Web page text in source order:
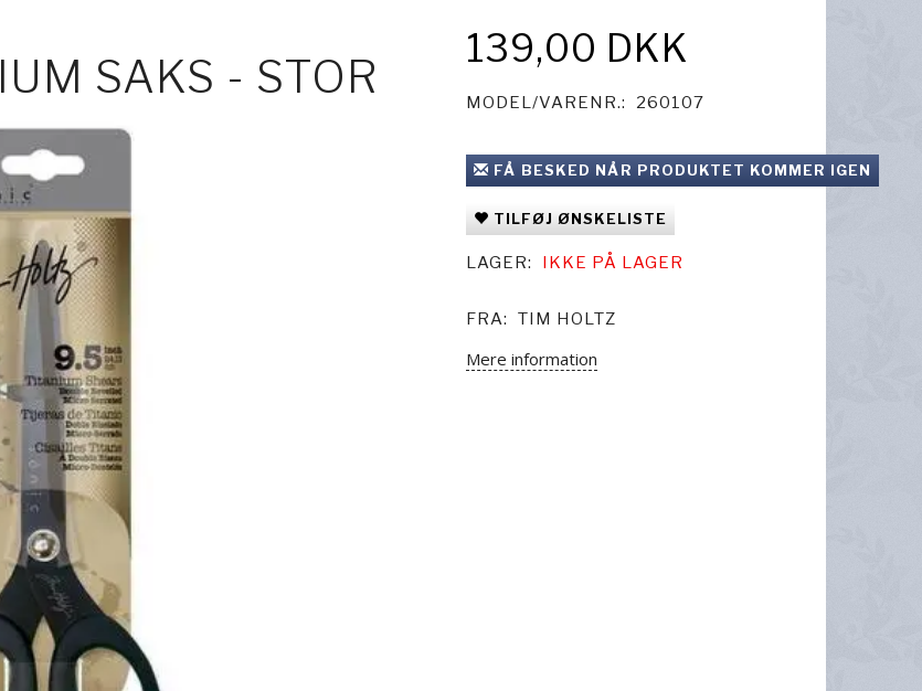
SAKS - STOR
139,00 DKK
MODEL/VARENR.: 260107
FÅ BESKED NÅR PRODUKTET KOMMER IGEN
TILFØJ ØNSKELISTE
LAGER: IKKE PÅ LAGER
FRA: TIM HOLTZ
Mere information